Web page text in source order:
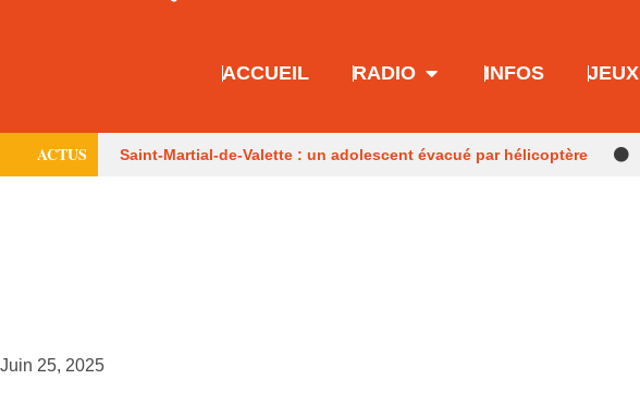
ACCUEIL RADIO INFOS JEUX
ACTUS Saint-Martial-de-Valette : un adolescent évacué par hélicoptère
Juin 25, 2025